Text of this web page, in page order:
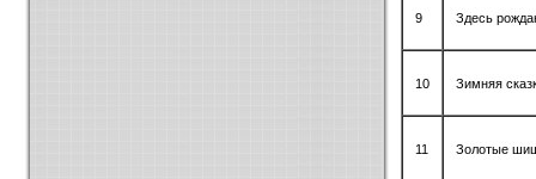
9 Здесь
10 Зимняя
11 Золотые